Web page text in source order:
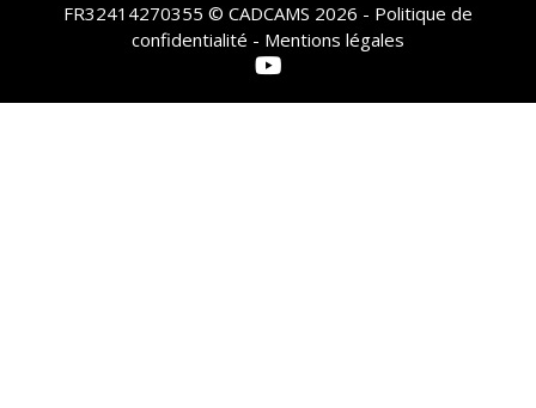
FR32414270355 © CADCAMS 2026 - Politique de
confidentialité - Mentions légales